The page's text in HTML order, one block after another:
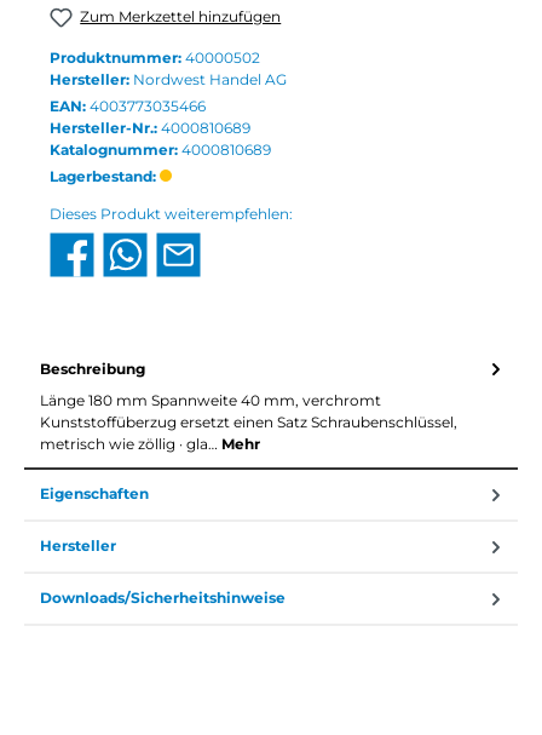
Zum Merkzettel hinzufügen
Produktnummer: 40000502
Hersteller: Nordwest Handel AG
EAN: 4003773035466
Hersteller-Nr.: 4000810689
Katalognummer: 4000810689
Lagerbestand:
Dieses Produkt weiterempfehlen:
Beschreibung
Länge 180 mm Spannweite 40 mm, verchromt
Kunststoffüberzug ersetzt einen Satz Schraubenschlüssel,
metrisch wie zöllig · gla… Mehr
Eigenschaften
Hersteller
Downloads/Sicherheitshinweise